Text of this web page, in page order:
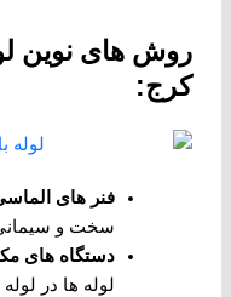
روش های نوین
کرج:
فنر های
سخت و سیمانی
دستگاه های
لوله ها در